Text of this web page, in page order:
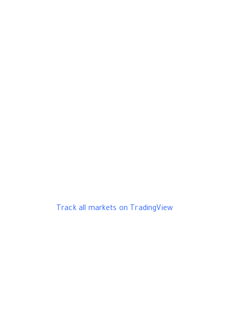
Track all markets on TradingView